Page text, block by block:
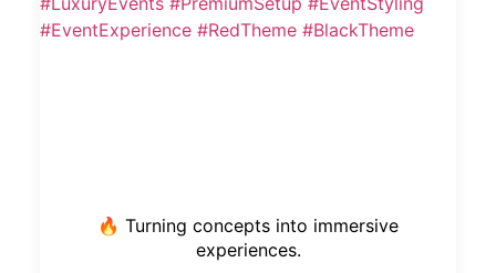
🔥 Turning concepts into immersive
experiences.